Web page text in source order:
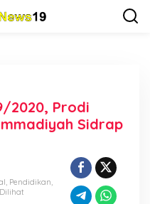
2020, Prodi
Sidrap
, Pendidikan,